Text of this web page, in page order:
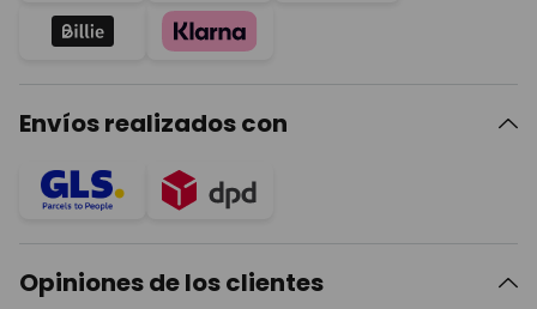
Envíos realizados con
Opiniones de los clientes